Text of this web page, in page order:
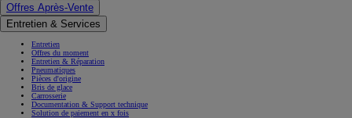
Offres Après-Vente
Entretien & Services
Entretien
Offres du moment
Entretien & Réparation
Pneumatiques
Pièces d'origine
Bris de glace
Carrosserie
Documentation & Support technique
Solution de paiement en x fois